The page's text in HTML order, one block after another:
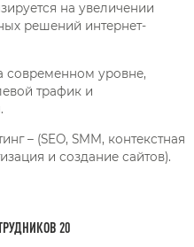
на увеличении
решений интернет-
современном уровне,
трафик и
– (SEO, SMM, контекстная
и создание сайтов).
20